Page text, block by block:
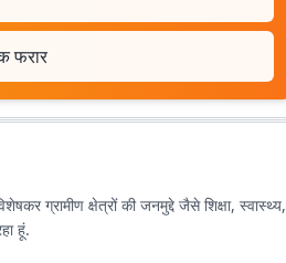
फरार
ग्रामीण क्षेत्रों की जनमुद्दे जैसे शिक्षा, स्वास्थ्य,
हूं.